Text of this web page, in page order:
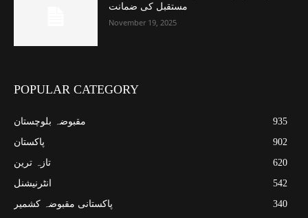
مستقبل کی ضمانت
November 19, 2025
POPULAR CATEGORY
مقبوضہ بلوچستان
935
پاکستان
902
تازہ ترین
620
انٹرنیشنل
542
پاکستانی مقبوضہ کشمیر
340